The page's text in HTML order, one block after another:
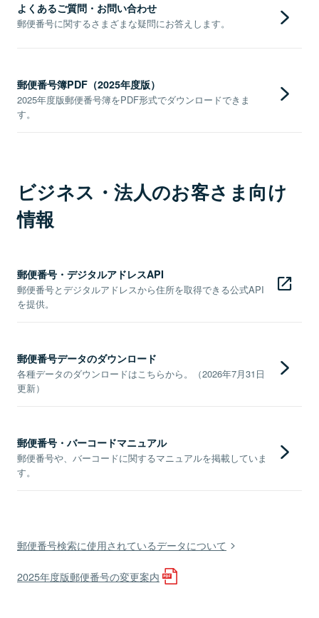
よくあるご質問・お問い合わせ
郵便番号に関するさまざまな疑問にお答えします。
郵便番号簿PDF（2025年度版）
2025年度版郵便番号簿をPDF形式でダウンロードできま
す。
ビジネス・法人のお客さま向け
情報
郵便番号・デジタルアドレスAPI
郵便番号とデジタルアドレスから住所を取得できる公式API
を提供。
郵便番号データのダウンロード
各種データのダウンロードはこちらから。（2026年7月31日
更新）
郵便番号・バーコードマニュアル
郵便番号や、バーコードに関するマニュアルを掲載していま
す。
郵便番号検索に使用されているデータについて
2025年度版郵便番号の変更案内